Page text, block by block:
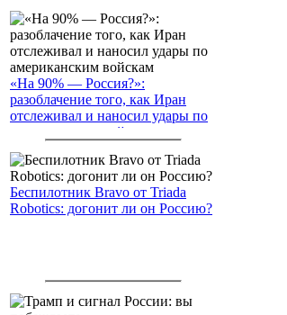
«На 90% — Россия?»:
разоблачение того, как Иран
отслеживал и наносил удары по
американским войскам
Беспилотник Bravo от Triada
Robotics: догонит ли он Россию?